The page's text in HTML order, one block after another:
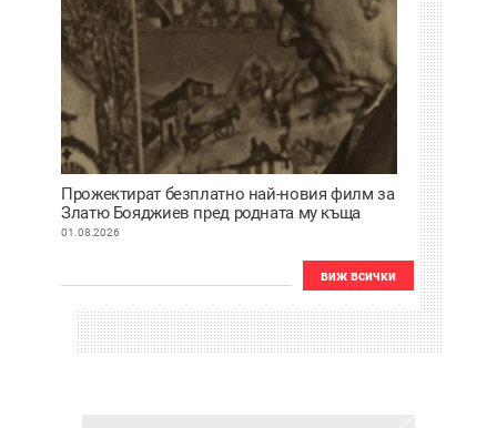
Прожектират безплатно най-новия филм за
Златю Бояджиев пред родната му къща
01.08.2026
виж всички